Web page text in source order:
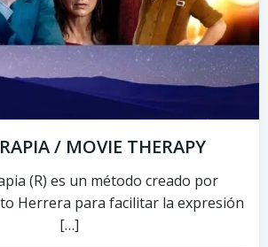
/ MOVIE THERAPY
(R) es un método creado por
Herrera para facilitar la expresión
[…]